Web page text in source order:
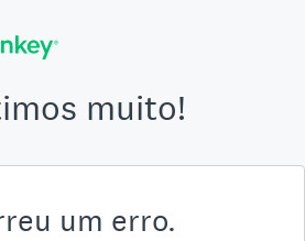
muito!
um erro.